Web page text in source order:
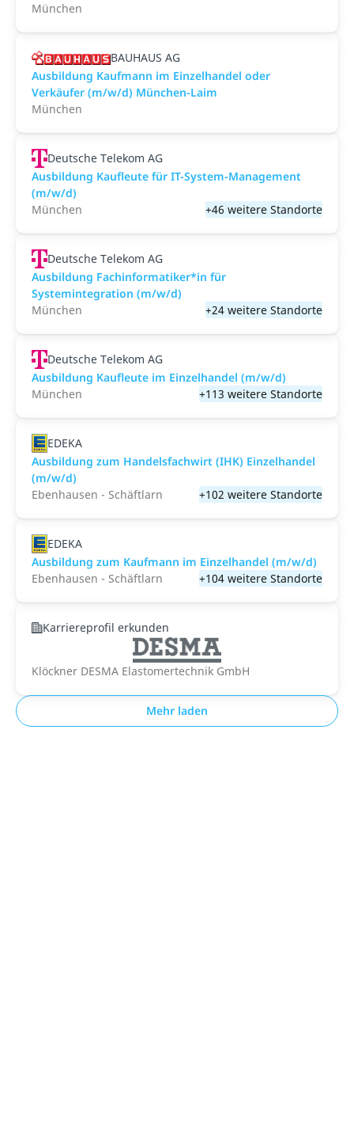
München
BAUHAUS AG
Ausbildung Kaufmann im Einzelhandel oder
Verkäufer (m/w/d) München-Laim
München
Deutsche Telekom AG
Ausbildung Kaufleute für IT-System-Management
(m/w/d)
München
+46 weitere Standorte
Deutsche Telekom AG
Ausbildung Fachinformatiker*in für
Systemintegration (m/w/d)
München
+24 weitere Standorte
Deutsche Telekom AG
Ausbildung Kaufleute im Einzelhandel (m/w/d)
München
+113 weitere Standorte
EDEKA
Ausbildung zum Handelsfachwirt (IHK) Einzelhandel
(m/w/d)
Ebenhausen - Schäftlarn
+102 weitere Standorte
EDEKA
Ausbildung zum Kaufmann im Einzelhandel (m/w/d)
Ebenhausen - Schäftlarn
+104 weitere Standorte
Karriereprofil erkunden
Klöckner DESMA Elastomertechnik GmbH
Mehr laden